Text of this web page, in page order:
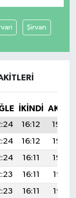
Şirvan
İKINDI
16:12
19:24
16:12
19:23
16:11
19:22
16:11
19:21
16:11
19:19